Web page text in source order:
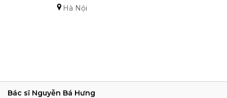
Hà Nội
Bác sĩ Nguyễn Bá Hưng